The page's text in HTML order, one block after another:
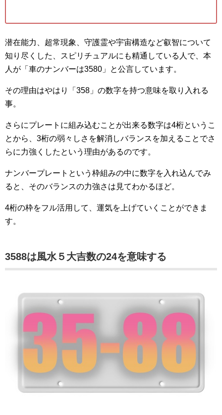
潜在能力、超常現象、守護霊や宇宙構造など叡智について
知り尽くした、スピリチュアルにも精通している人で、本
人が「車のナンバーは3580」と公言しています。
その理由はやはり「358」の数字を持つ意味を取り入れる
事。
さらにプレートに組み込むことが出来る数字は4桁というこ
とから、3桁の弱々しさを解消しバランスを加えることでさ
らに力強くしたという理由があるのです。
ナンバープレートという枠組みの中に数字を入れ込んでみ
ると、そのバランスの力強さは見てわかるほど。
4桁の枠をフル活用して、運気を上げていくことができま
す。
3588は風水５大吉数の24を意味する